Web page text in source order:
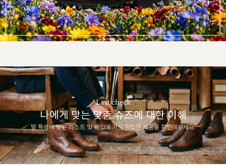
Last check
나에게 맞는 맞춤 슈즈에 대한 이해
발 특성에 맞는 라스트 및 쉐입에 가장 적합한 제품을 확인해보세요.